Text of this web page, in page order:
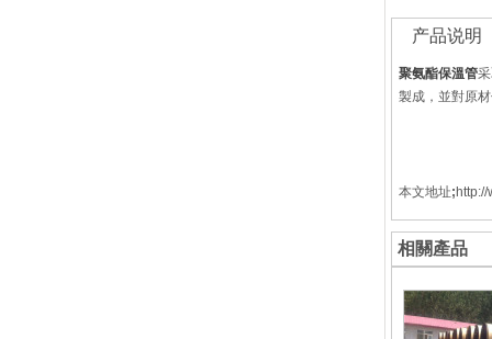
产品说明
聚氨酯保溫管
製成，並對原
本文地址;
相關產品